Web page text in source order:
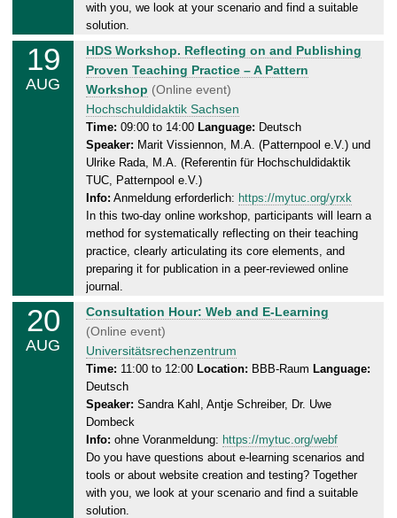
3
0
8
.
2
0
2
6
with you, we look at your scenario and find a suitable
solution.
19
AUG
W
e
d
n
e
s
d
a
y
9
.
8
.
2
0
2
6
HDS Workshop. Reflecting on and Publishing
Proven Teaching Practice – A Pattern
Workshop (Online event)
Hochschuldidaktik Sachsen
Time: 09:00 to 14:00 Language: Deutsch
Speaker: Marit Vissiennon, M.A. (Patternpool e.V.) und
Ulrike Rada, M.A. (Referentin für Hochschuldidaktik
TUC, Patternpool e.V.)
Info: Anmeldung erforderlich: https://mytuc.org/yrxk
In this two-day online workshop, participants will learn a
method for systematically reflecting on their teaching
practice, clearly articulating its core elements, and
preparing it for publication in a peer-reviewed online
journal.
20
AUG
T
h
u
r
s
d
a
y
0
Consultation Hour: Web and E-Learning
(Online event)
Universitätsrechenzentrum
Time: 11:00 to 12:00 Location: BBB-Raum Language:
Deutsch
Speaker: Sandra Kahl, Antje Schreiber, Dr. Uwe
Dombeck
Info: ohne Voranmeldung: https://mytuc.org/webf
Do you have questions about e-learning scenarios and
tools or about website creation and testing? Together
with you, we look at your scenario and find a suitable
solution.